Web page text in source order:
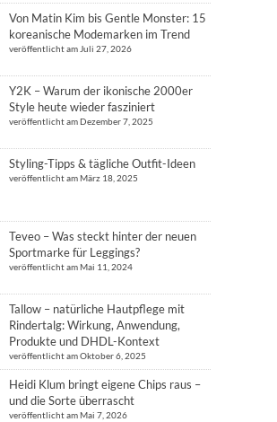
Von Matin Kim bis Gentle Monster: 15
koreanische Modemarken im Trend
veröffentlicht am Juli 27, 2026
Y2K – Warum der ikonische 2000er
Style heute wieder fasziniert
veröffentlicht am Dezember 7, 2025
Styling-Tipps & tägliche Outfit-Ideen
veröffentlicht am März 18, 2025
Teveo – Was steckt hinter der neuen
Sportmarke für Leggings?
veröffentlicht am Mai 11, 2024
Tallow – natürliche Hautpflege mit
Rindertalg: Wirkung, Anwendung,
Produkte und DHDL-Kontext
veröffentlicht am Oktober 6, 2025
Heidi Klum bringt eigene Chips raus –
und die Sorte überrascht
veröffentlicht am Mai 7, 2026